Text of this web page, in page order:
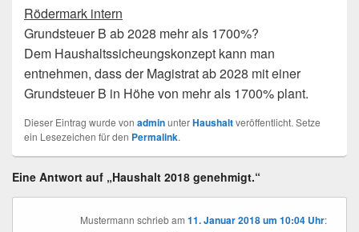
Rödermark intern
Grundsteuer B ab 2028 mehr als 1700%?
Dem Haushaltssicheungskonzept kann man
entnehmen, dass der Magistrat ab 2028 mit einer
Grundsteuer B in Höhe von mehr als 1700% plant.
Dieser Eintrag wurde von adminunterHaushaltveröffentlicht. Setze
ein Lesezeichen für den Permalink.
Eine Antwort auf „Haushalt 2018 genehmigt.“
Mustermann schriebam11. Januar 2018 um 10:04 Uhr: